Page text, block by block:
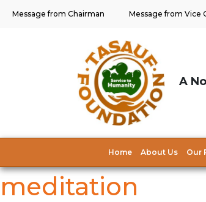
Message from Chairman Message from Vice
A
Home About Us Our
meditation